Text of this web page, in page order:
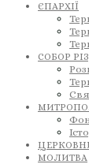
ЄПАРХІЇ
СОБОР
МОЛИТВА